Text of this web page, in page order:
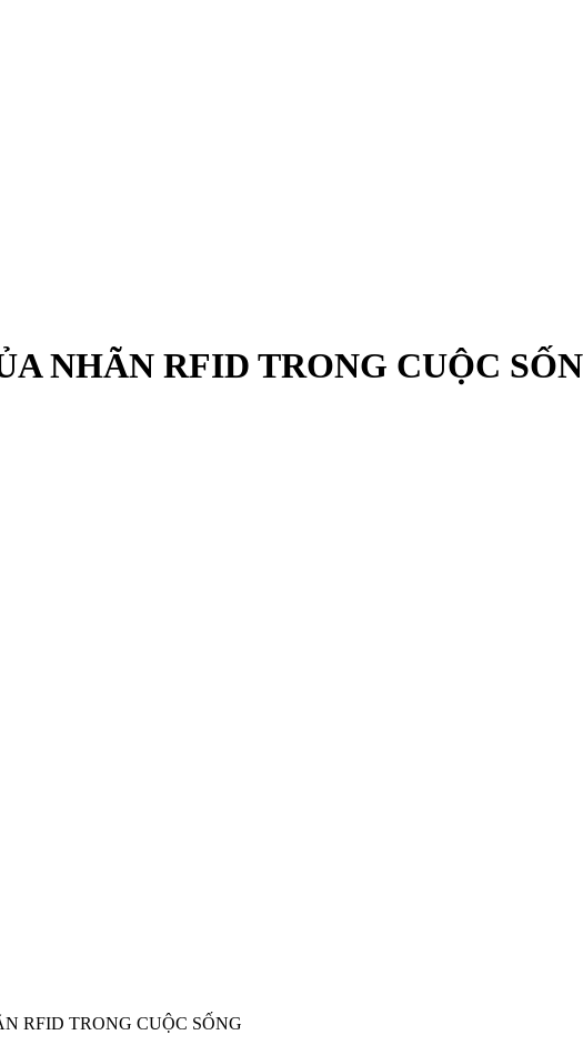
NHÃN RFID TRONG CUỘC
RFID TRONG CUỘC SỐNG